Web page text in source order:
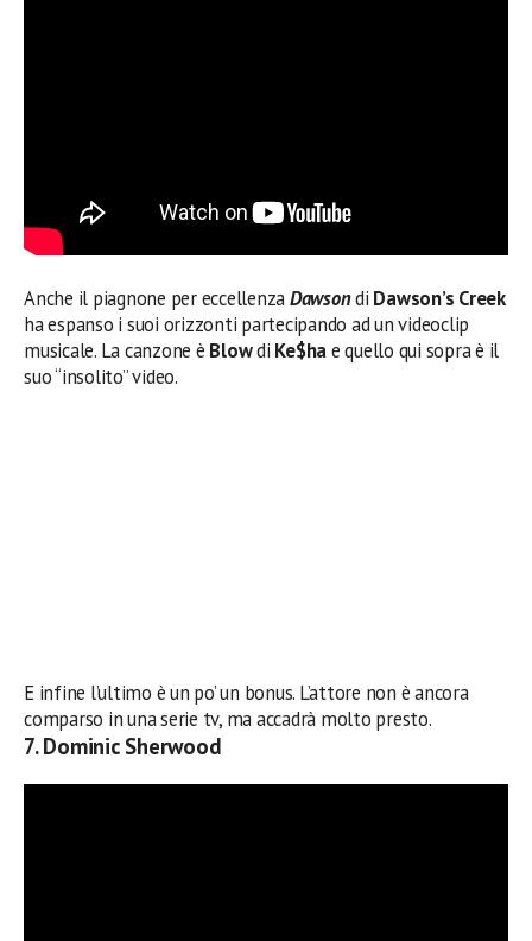
Anche il piagnone per eccellenzaDawsondi Dawson’s Creek
ha espanso i suoi orizzonti partecipando ad un videoclip
musicale. La canzone è Blowdi Ke$hae quello qui sopra è il
suo “insolito” video.
E infine l’ultimo è un po’ un bonus. L’attore non è ancora
comparso in una serie tv, ma accadrà molto presto.
7. Dominic Sherwood